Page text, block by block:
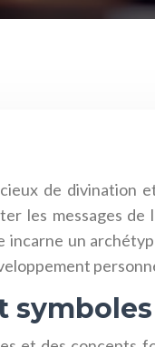
de divination
les messages
incarne un